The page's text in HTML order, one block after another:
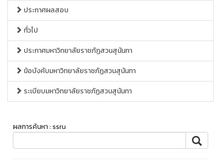
ประกาศผลสอบ
ทั่วไป
ประกาศมหาวิทยาลัยราชภัฏสวนสุนันทา
ข้อบังคับมหาวิทยาลัยราชภัฏสวนสุนันทา
ระเบียบมหาวิทยาลัยราชภัฏสวนสุนันทา
ผลการค้นหา : ssru